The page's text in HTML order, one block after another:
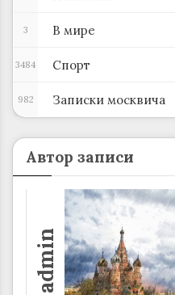
В мире
3
Спорт
3484
Записки москвича
982
Автор записи
admin